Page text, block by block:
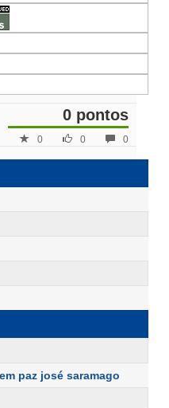
0 pontos
0
0
0
paz josé saramago